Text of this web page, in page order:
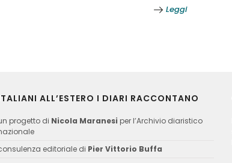
Leggi
ALL’ESTERO I DIARI RACCONTANO
progetto di Nicola Maranesi per l’Archivio diaristico
editoriale di Pier Vittorio Buffa